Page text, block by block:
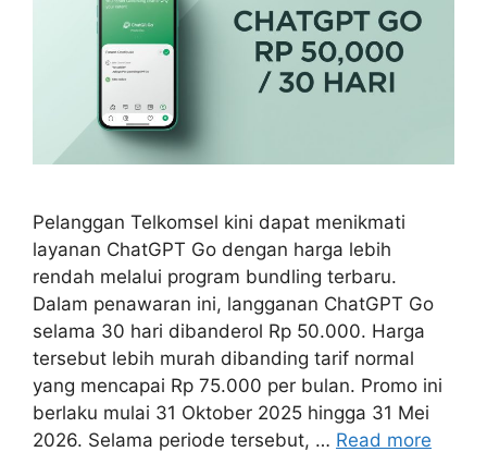
Pelanggan Telkomsel kini dapat menikmati
layanan ChatGPT Go dengan harga lebih
rendah melalui program bundling terbaru.
Dalam penawaran ini, langganan ChatGPT Go
selama 30 hari dibanderol Rp 50.000. Harga
tersebut lebih murah dibanding tarif normal
yang mencapai Rp 75.000 per bulan. Promo ini
berlaku mulai 31 Oktober 2025 hingga 31 Mei
2026. Selama periode tersebut, … Read more